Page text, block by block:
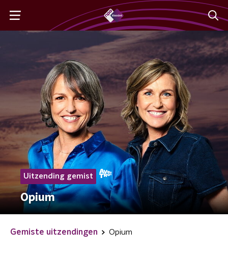
Uitzending gemist
Opium
Gemiste uitzendingen Opium